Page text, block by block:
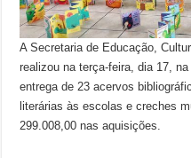
A Secretaria de Educação,
realizou na terça-feira, dia 17,
entrega de 23 acervos
literárias às escolas e creches
299.008,00 nas aquisições.